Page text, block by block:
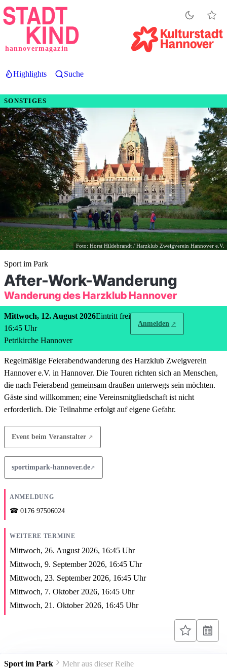
Direkt
zum
hannovermagazin
Highlights Suche
SONSTIGES
Foto: Horst Hildebrandt / Harzklub Zweigverein Hannover e.V.
Sport im Park
After-Work-Wanderung
Wanderung des Harzklub Hannover
Mittwoch, 12. August 2026
16:45 Uhr
Petrikirche Hannover
Eintritt frei
Anmelden
Regelmäßige Feierabendwanderung des Harzklub Zweigverein
Hannover e.V. in Hannover. Die Touren richten sich an Menschen,
die nach Feierabend gemeinsam draußen unterwegs sein möchten.
Gäste sind willkommen; eine Vereinsmitgliedschaft ist nicht
erforderlich. Die Teilnahme erfolgt auf eigene Gefahr.
Event beim Veranstalter
sportimpark-hannover.de
ANMELDUNG
0176 97506024
WEITERE TERMINE
Mittwoch, 26. August 2026, 16:45 Uhr
Mittwoch, 9. September 2026, 16:45 Uhr
Mittwoch, 23. September 2026, 16:45 Uhr
Mittwoch, 7. Oktober 2026, 16:45 Uhr
Mittwoch, 21. Oktober 2026, 16:45 Uhr
Sport im Park Mehr aus dieser Reihe